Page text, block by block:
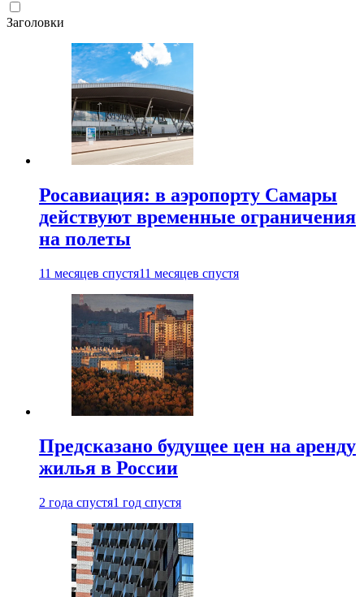
Заголовки
Росавиация: в аэропорту Самары
действуют временные ограничения
на полеты
11 месяцев спустя11 месяцев спустя
Предсказано будущее цен на аренду
жилья в России
2 года спустя1 год спустя